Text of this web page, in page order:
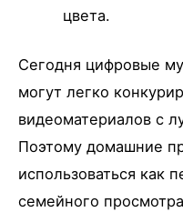
цвета.
Сегодня цифровые
могут легко
видеоматериалов с
Поэтому домашние
использоваться как
семейного